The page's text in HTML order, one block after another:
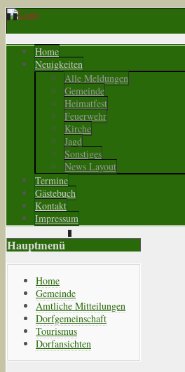
Home
Neuigkeiten
Alle Meldungen
Gemeinde
Heimatfest
Feuerwehr
Kirche
Jagd
Sonstiges
News Layout
Termine
Gästebuch
Kontakt
Impressum
Hauptmenü
Home
Gemeinde
Amtliche Mitteilungen
Dorfgemeinschaft
Tourismus
Dorfansichten